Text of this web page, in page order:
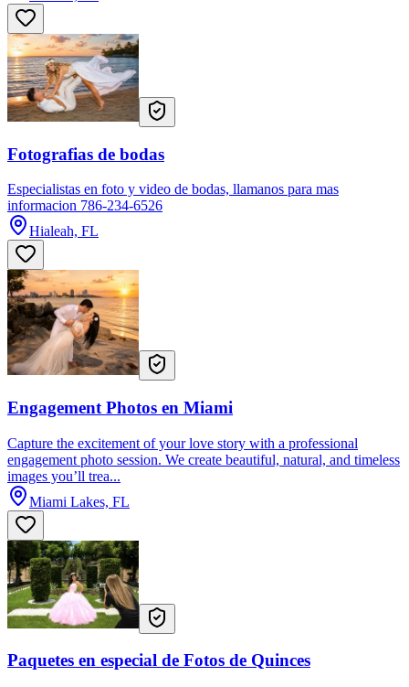
Fotografias de bodas
Especialistas en foto y video de bodas, llamanos para mas
informacion 786-234-6526
Hialeah, FL
Engagement Photos en Miami
Capture the excitement of your love story with a professional
engagement photo session. We create beautiful, natural, and timeless
images you’ll trea...
Miami Lakes, FL
Paquetes en especial de Fotos de Quinces